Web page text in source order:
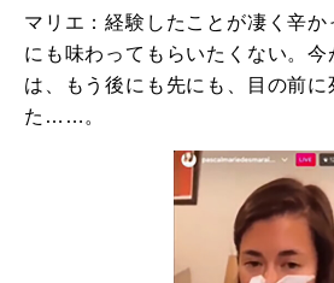
マリエ：経験したことが凄く辛
にも味わってもらいたくない。
は、もう後にも先にも、目の前に
た……。